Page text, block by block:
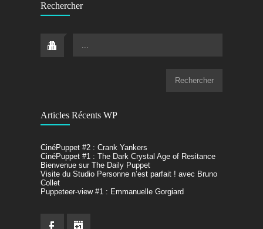
Rechercher
...
Articles Récents WP
CinéPuppet #2 : Crank Yankers
CinéPuppet #1 : The Dark Crystal Age of Resitance
Bienvenue sur The Daily Puppet
Visite du Studio Personne n’est parfait ! avec Bruno
Collet
Puppeteer-view #1 : Emmanuelle Gorgiard